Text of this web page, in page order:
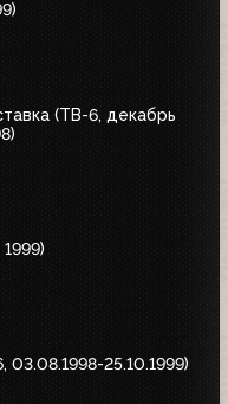
(ТВ-6, декабрь
25.10.1999)